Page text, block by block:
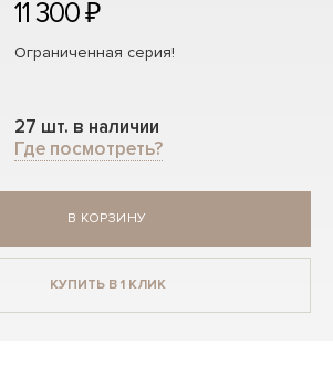
11 300 ₽
Ограниченная серия!
27 шт. в наличии
Где посмотреть?
В КОРЗИНУ
КУПИТЬ В 1 КЛИК